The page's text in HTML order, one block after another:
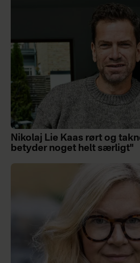
Nikolaj Lie Kaas rørt og
betyder noget helt særligt"